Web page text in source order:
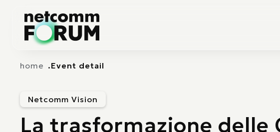
home Event detail
Netcomm Vision
La trasformazione